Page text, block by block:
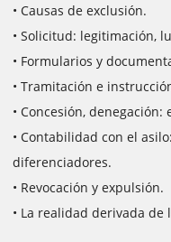
• Causas de exclusión.
• Solicitud: legitimación,
• Formularios y
• Tramitación e
• Concesión,
• Contabilidad con el
diferenciadores.
• Revocación y expulsión.
• La realidad derivada